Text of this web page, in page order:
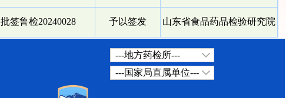
批签鲁检20240028 予以签发 山东省食品药品检验研究院
---地方药检所---
---国家局直属单位---